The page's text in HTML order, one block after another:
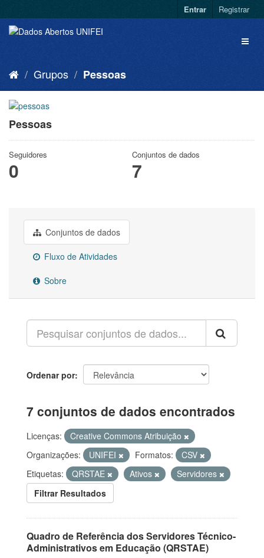
Entrar Registrar
Grupos Pessoas
Pessoas
Seguidores
0
Conjuntos de dados
7
Conjuntos de dados
Fluxo de Atividades
Sobre
Ordenar por
7 conjuntos de dados encontrados
Licenças:
Creative Commons Atribuição
Organizações:
UNIFEI Formatos:
CSV
Etiquetas:
QRSTAE Ativos
Servidores
Filtrar Resultados
Quadro de Referência dos Servidores Técnico-
Administrativos em Educação (QRSTAE)